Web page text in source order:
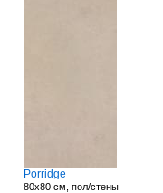
Porridge
80x80 см, пол/стены